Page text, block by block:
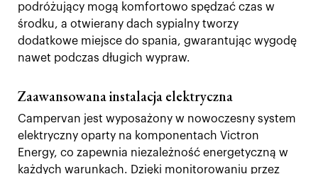
podróżujący mogą komfortowo spędzać czas w
środku, a otwierany dach sypialny tworzy
dodatkowe miejsce do spania, gwarantując wygodę
nawet podczas długich wypraw.
Zaawansowana instalacja elektryczna
Campervan jest wyposażony w nowoczesny system
elektryczny oparty na komponentach Victron
Energy, co zapewnia niezależność energetyczną w
każdych warunkach. Dzięki monitorowaniu przez